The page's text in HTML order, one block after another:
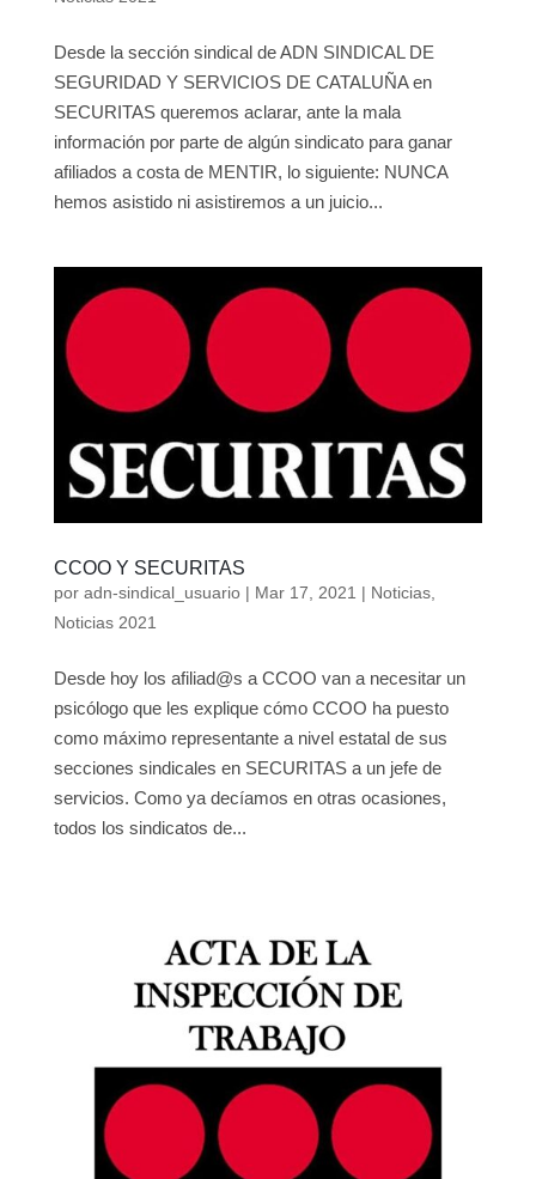
Desde la sección sindical de ADN SINDICAL DE
SEGURIDAD Y SERVICIOS DE CATALUÑA en
SECURITAS queremos aclarar, ante la mala
información por parte de algún sindicato para ganar
afiliados a costa de MENTIR, lo siguiente: NUNCA
hemos asistido ni asistiremos a un juicio...
CCOO Y SECURITAS
por adn-sindical_usuario| Mar 17, 2021 | Noticias,
Noticias 2021
Desde hoy los afiliad@s a CCOO van a necesitar un
psicólogo que les explique cómo CCOO ha puesto
como máximo representante a nivel estatal de sus
secciones sindicales en SECURITAS a un jefe de
servicios. Como ya decíamos en otras ocasiones,
todos los sindicatos de...